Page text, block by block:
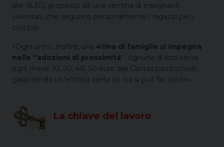
alle 16.30), proposto da una ventina di insegnanti
volontari, che seguono personalmente i ragazzi per i
compiti.
«Ogni anno, inoltre, una 40na di famiglie si impegna
nelle “adozioni di prossimità ”: ognuna di loro versa
ogni mese 10, 20, 40, 50 euro alla Caritas parrocchiale,
garantendo un’entrata certa su cui si può far conto».
La chiave del lavoro